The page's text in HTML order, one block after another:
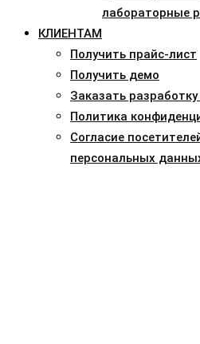
лабораторные
КЛИЕНТАМ
Получить прайс-лист
Получить демо
Заказать
Политика
Согласие
персональных